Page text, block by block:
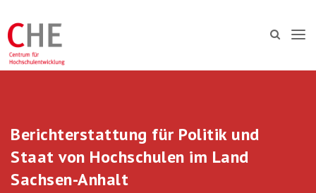
Berichterstattung für Politik und
Staat von Hochschulen im Land
Sachsen-Anhalt